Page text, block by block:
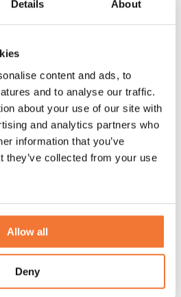
Details About
content and ads, to
and to analyse our traffic.
about your use of our site with
and analytics partners who
information that you’ve
they’ve collected from your use
Allow all
Deny